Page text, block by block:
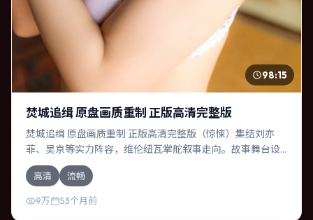
98:15
焚城追缉 原盘画质重制 正版高清完整版
焚城追缉 原盘画质重制 正版高清完整版（惊悚）集结刘亦
菲、吴京等实力阵容，维伦纽瓦掌舵叙事走向。故事舞台设
定于泰国，围绕一次意外选择展开连锁反应；配乐与色彩高
度服务于主题，结尾留白耐人寻味。
高清 流畅
9万 53个月前